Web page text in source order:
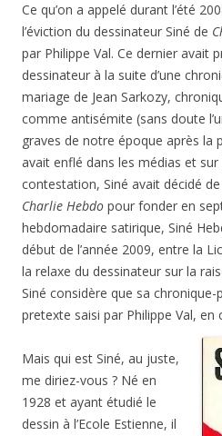
Ce qu’on a appelé durant l’été
l’éviction du dessinateur Siné de
par Philippe Val. Ce dernier avait
dessinateur à la suite d’une
mariage de Jean Sarkozy,
comme antisémite (sans doute
graves de notre époque après la
avait enflé dans les médias et
contestation, Siné avait décidé
Charlie Hebdo pour fonder en
hebdomadaire satirique, Siné
début de l’année 2009, entre la
la relaxe du dessinateur sur la
Siné considère que sa chronique-
pretexte saisi par Philippe Val,
Mais qui est Siné, au juste,
me diriez-vous ? Né en
1928 et ayant étudié le
dessin à l’Ecole Estienne, il